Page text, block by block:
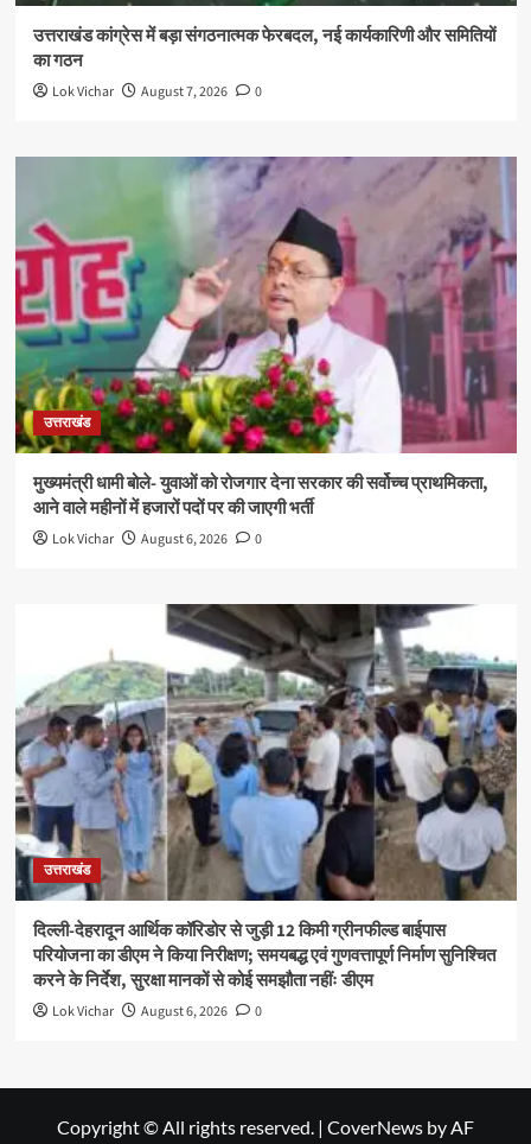
उत्तराखंड कांग्रेस में बड़ा संगठनात्मक फेरबदल, नई कार्यकारिणी और समितियों
का गठन
Lok Vichar August 7, 2026 0
उत्तराखंड
मुख्यमंत्री धामी बोले- युवाओं को रोजगार देना सरकार की सर्वोच्च प्राथमिकता,
आने वाले महीनों में हजारों पदों पर की जाएगी भर्ती
Lok Vichar August 6, 2026 0
उत्तराखंड
दिल्ली-देहरादून आर्थिक कॉरिडोर से जुड़ी 12 किमी ग्रीनफील्ड बाईपास
परियोजना का डीएम ने किया निरीक्षण; समयबद्ध एवं गुणवत्तापूर्ण निर्माण सुनिश्चित
करने के निर्देश, सुरक्षा मानकों से कोई समझौता नहींः डीएम
Lok Vichar August 6, 2026 0
Copyright © All rights reserved. | CoverNews by AF